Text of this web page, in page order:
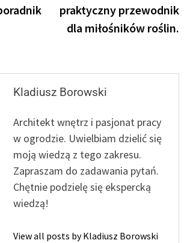
praktyczny przewodnik
dla miłośników roślin.
Kladiusz Borowski
Architekt wnętrz i pasjonat pracy
w ogrodzie. Uwielbiam dzielić się
moją wiedzą z tego zakresu.
Zapraszam do zadawania pytań.
Chętnie podzielę się ekspercką
wiedzą!
View all posts by Kladiusz Borowski